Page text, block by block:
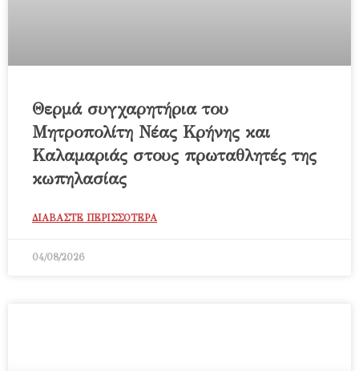
Θερμά συγχαρητήρια του
Μητροπολίτη Νέας Κρήνης και
Καλαμαριάς στους πρωταθλητές της
κωπηλασίας
ΔΙΑΒΑΣΤΕ ΠΕΡΙΣΣΟΤΕΡΑ
04/08/2026